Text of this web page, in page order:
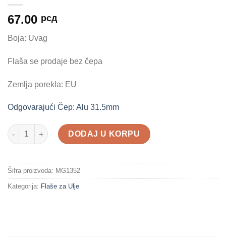
67.00 рсд
Boja: Uvag
Flaša se prodaje bez čepa
Zemlja porekla: EU
Odgovarajući Čep: Alu 31.5mm
Flasa Marasca 500ml količina
DODAJ U KORPU
Šifra proizvoda: MG1352
Kategorija: Flaše za Ulje